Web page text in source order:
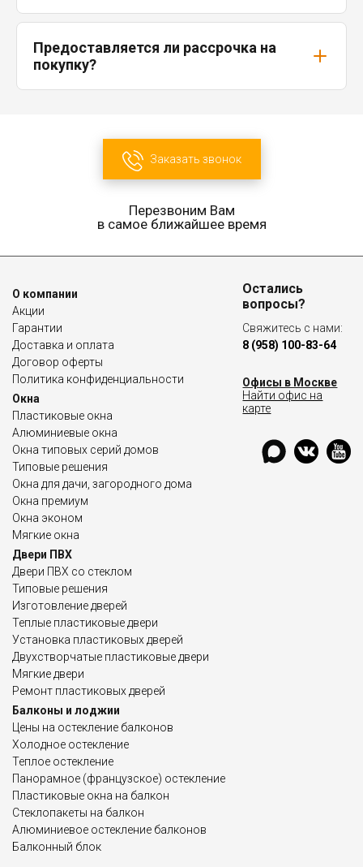
Предоставляется ли рассрочка на
покупку?
Заказать звонок
Перезвоним Вам
в самое ближайшее время
О компании
Акции
Гарантии
Доставка и оплата
Договор оферты
Политика конфиденциальности
Окна
Пластиковые окна
Алюминиевые окна
Окна типовых серий домов
Типовые решения
Окна для дачи, загородного дома
Окна премиум
Окна эконом
Мягкие окна
Двери ПВХ
Двери ПВХ со стеклом
Типовые решения
Изготовление дверей
Теплые пластиковые двери
Установка пластиковых дверей
Двухстворчатые пластиковые двери
Мягкие двери
Ремонт пластиковых дверей
Балконы и лоджии
Цены на остекление балконов
Холодное остекление
Теплое остекление
Панорамное (французское) остекление
Пластиковые окна на балкон
Стеклопакеты на балкон
Алюминиевое остекление балконов
Балконный блок
Остались
вопросы?
Свяжитесь с нами:
8 (958) 100-83-64
Офисы в Москве
Найти офис на
карте